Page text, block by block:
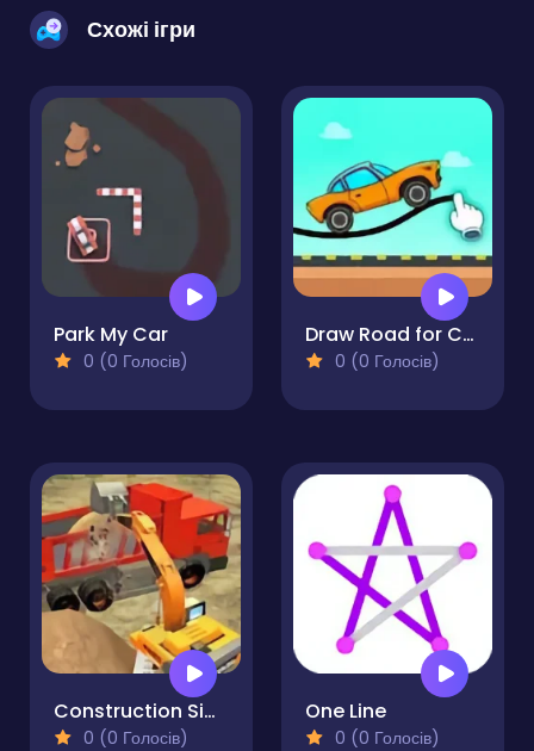
Схожі ігри
Park My Car
0 (0 Голосів)
Draw Road for Car
0 (0 Голосів)
Construction Simulator Lite
0 (0 Голосів)
One Line
0 (0 Голосів)